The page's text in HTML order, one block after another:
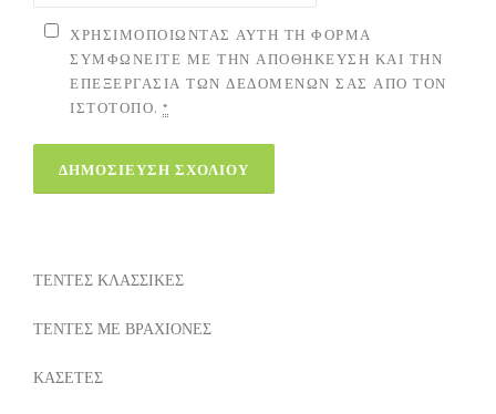
ΧΡΗΣΙΜΟΠΟΙΏΝΤΑΣ ΑΥΤΉ ΤΗ ΦΌΡΜΑ
ΣΥΜΦΩΝΕΊΤΕ ΜΕ ΤΗΝ ΑΠΟΘΉΚΕΥΣΗ ΚΑΙ ΤΗΝ
ΕΠΕΞΕΡΓΑΣΊΑ ΤΩΝ ΔΕΔΟΜΈΝΩΝ ΣΑΣ ΑΠΌ ΤΟΝ
ΙΣΤΌΤΟΠΟ. *
ΤΕΝΤΕΣ ΚΛΑΣΣΙΚΕΣ
ΤΕΝΤΕΣ ΜΕ ΒΡΑΧΙΟΝΕΣ
ΚΑΣΕΤΕΣ